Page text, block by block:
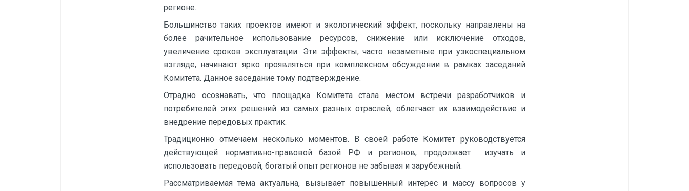
регионе.
Большинство таких проектов имеют и экологический эффект, поскольку направлены на
более рачительное использование ресурсов, снижение или исключение отходов,
увеличение сроков эксплуатации. Эти эффекты, часто незаметные при узкоспециальном
взгляде, начинают ярко проявляться при комплексном обсуждении в рамках заседаний
Комитета. Данное заседание тому подтверждение.
Отрадно осознавать, что площадка Комитета стала местом встречи разработчиков и
потребителей этих решений из самых разных отраслей, облегчает их взаимодействие и
внедрение передовых практик.
Традиционно отмечаем несколько моментов. В своей работе Комитет руководствуется
действующей нормативно-правовой базой РФ и регионов, продолжает изучать и
использовать передовой, богатый опыт регионов не забывая и зарубежный.
Рассматриваемая тема актуальна, вызывает повышенный интерес и массу вопросов у